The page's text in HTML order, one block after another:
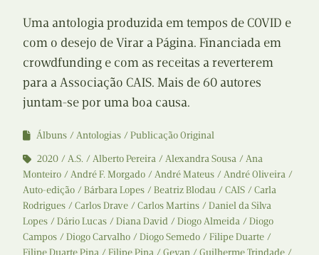
Uma antologia produzida em tempos de COVID e
com o desejo de Virar a Página. Financiada em
crowdfunding e com as receitas a reverterem
para a Associação CAIS. Mais de 60 autores
juntam-se por uma boa causa.
Álbuns Antologias
Publicação Original
2020
A.S. Alberto Pereira Alexandra Sousa
Ana
Monteiro
André F. Morgado André Mateus
André Oliveira
Auto-edição
Bárbara Lopes Beatriz Blodau CAIS
Carla
Rodrigues
Carlos Drave Carlos Martins
Daniel da Silva
Lopes
Dário Lucas Diana David Diogo Almeida
Diogo
Campos
Diogo Carvalho Diogo Semedo
Filipe Duarte